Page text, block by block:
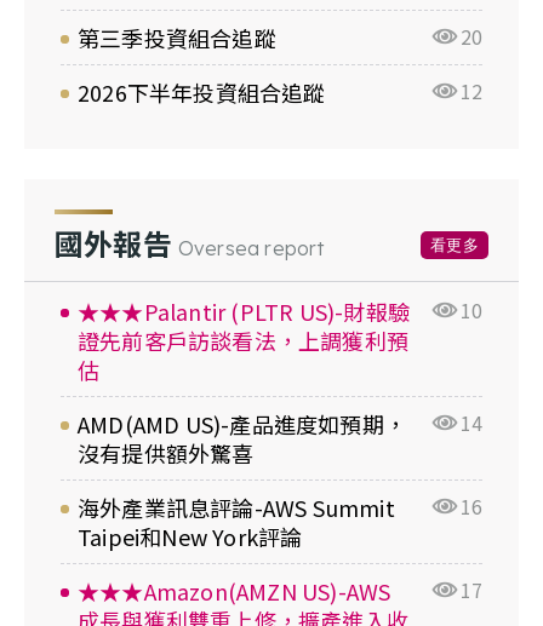
第三季投資組合追蹤 20
2026下半年投資組合追蹤 12
國外報告 Oversea report 看更多
★★★Palantir (PLTR US)-財報驗
證先前客戶訪談看法，上調獲利預
估
10
AMD(AMD US)-產品進度如預期，
沒有提供額外驚喜
14
海外產業訊息評論-AWS Summit
Taipei和New York評論
16
★★★Amazon(AMZN US)-AWS
17